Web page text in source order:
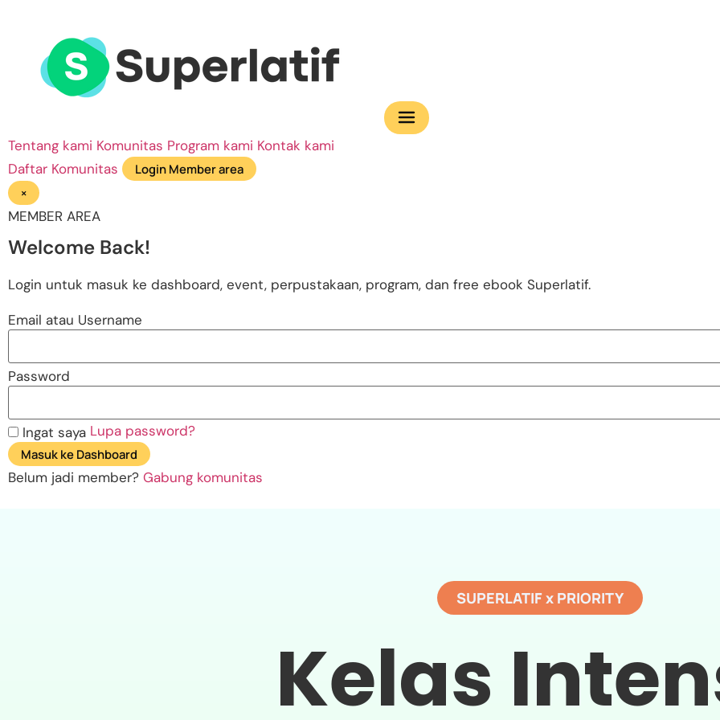
Tentang kami Komunitas Program kami Kontak kami
Daftar Komunitas
Login Member area
×
MEMBER AREA
Welcome Back!
Login untuk masuk ke dashboard, event, perpustakaan, program, dan free ebook Superlatif.
Email atau Username
Password
Ingat saya Lupa password?
Masuk ke Dashboard
Belum jadi member? Gabung komunitas
SUPERLATIF x PRIORITY
Kelas